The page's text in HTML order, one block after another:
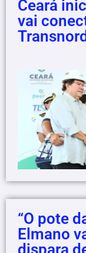
Ceará
vai
“O pote
Elmano